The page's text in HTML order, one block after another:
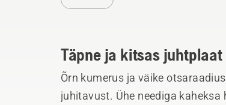
Täpne ja kitsas
Õrn kumerus ja väike
juhitavust. Ühe neediga